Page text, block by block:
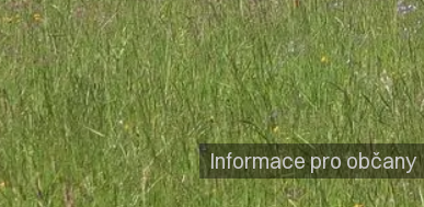
Informace pro občany